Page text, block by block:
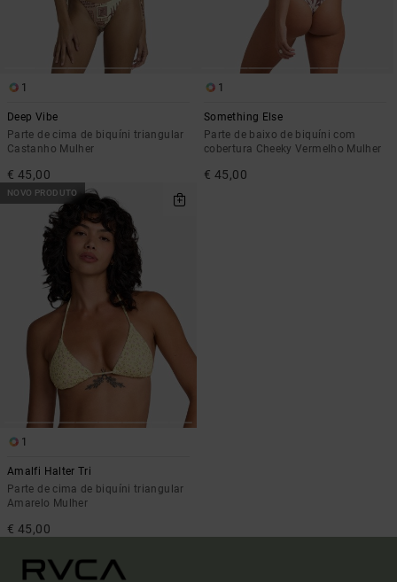
1
Deep Vibe
Parte de cima de biquíni triangular
Castanho Mulher
€ 45,00
1
Something Else
Parte de baixo de biquíni com
cobertura Cheeky Vermelho Mulher
€ 45,00
NOVO PRODUTO
1
Amalfi Halter Tri
Parte de cima de biquíni triangular
Amarelo Mulher
€ 45,00